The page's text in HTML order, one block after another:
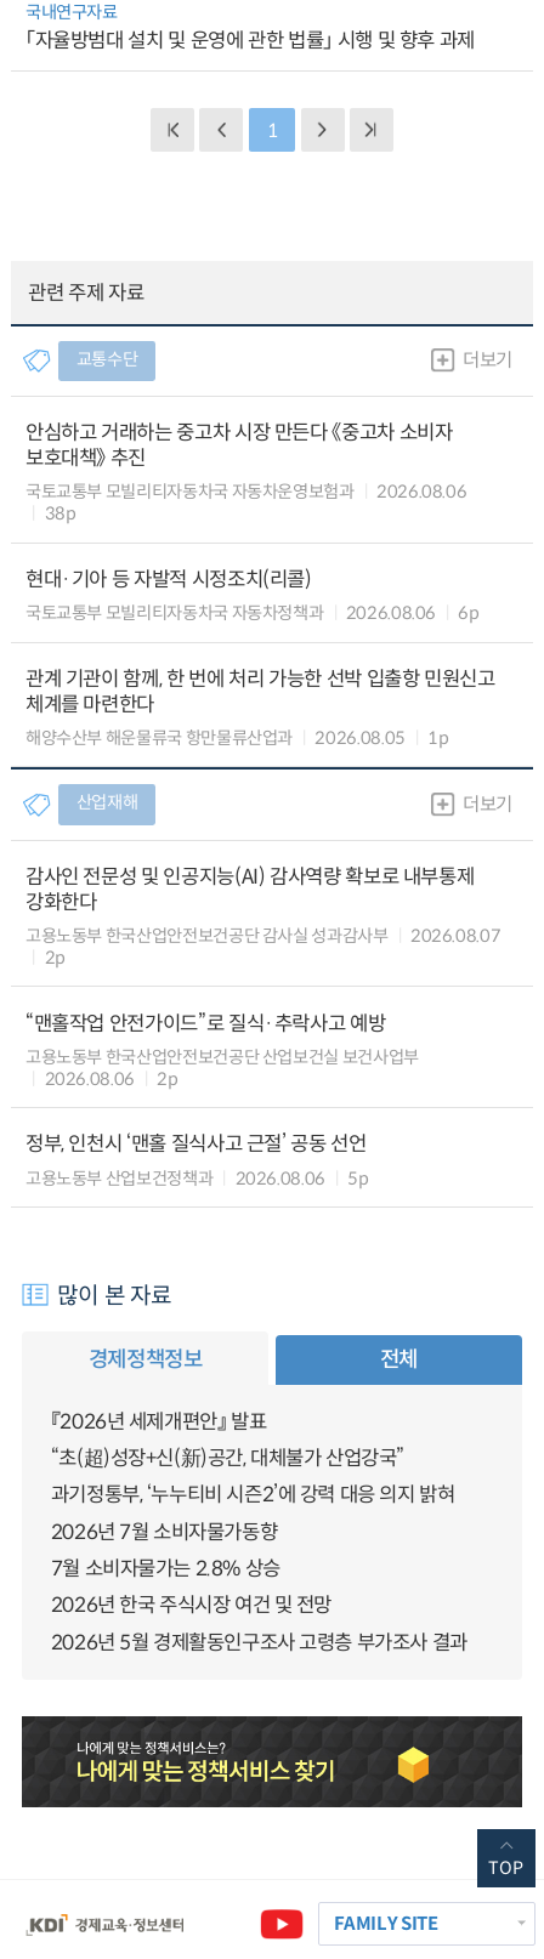
국내연구자료
「자율방범대 설치 및 운영에 관한 법률」 시행 및 향후 과제
1
관련 주제 자료
교통수단 더보기
안심하고 거래하는 중고차 시장 만든다 《중고차 소비자
보호대책》 추진
국토교통부 모빌리티자동차국 자동차운영보험과
2026.08.06
38p
현대·기아 등 자발적 시정조치(리콜)
국토교통부 모빌리티자동차국 자동차정책과 2026.08.06 6p
관계 기관이 함께, 한 번에 처리 가능한 선박 입출항 민원신고
체계를 마련한다
해양수산부 해운물류국 항만물류산업과 2026.08.05 1p
산업재해 더보기
감사인 전문성 및 인공지능(AI) 감사역량 확보로 내부통제
강화한다
고용노동부 한국산업안전보건공단 감사실 성과감사부
2026.08.07
2p
“맨홀작업 안전가이드”로 질식·추락사고 예방
고용노동부 한국산업안전보건공단 산업보건실 보건사업부
2026.08.06
2p
정부, 인천시 ‘맨홀 질식사고 근절’ 공동 선언
고용노동부 산업보건정책과 2026.08.06 5p
많이 본 자료
경제정책정보 전체
『2026년 세제개편안』 발표
“초(超)성장+신(新)공간, 대체불가 산업강국”
과기정통부, ‘누누티비 시즌2’에 강력 대응 의지 밝혀
2026년 7월 소비자물가동향
7월 소비자물가는 2.8% 상승
2026년 한국 주식시장 여건 및 전망
2026년 5월 경제활동인구조사 고령층 부가조사 결과
FAMILY SITE
TOP